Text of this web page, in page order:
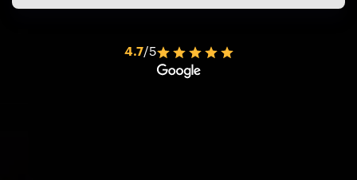
4.7/5